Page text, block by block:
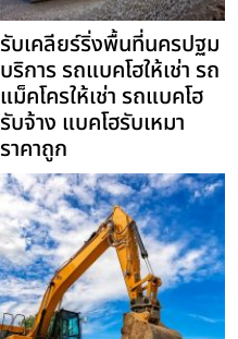
รับเคลียร์ริ่งพื้นที่นครปฐม
บริการ รถแบคโฮให้เช่า รถ
แม็คโครให้เช่า รถแบคโฮ
รับจ้าง แบคโฮรับเหมา
ราคาถูก